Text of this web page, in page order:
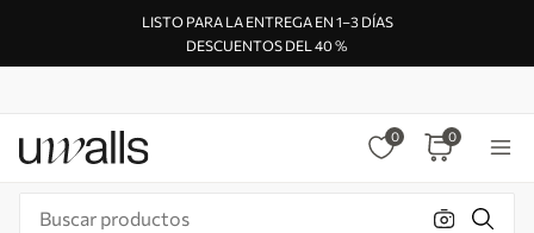
LISTO PARA LA ENTREGA EN 1–3 DÍAS
DESCUENTOS DEL 40 %
0 0